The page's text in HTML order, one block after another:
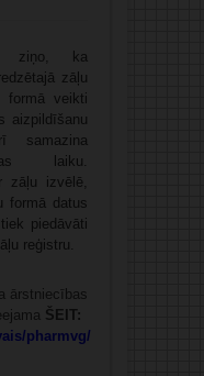
ziņo, ka
zāļu
formā veikti
aizpildīšanu
samazina
laiku.
zāļu izvēlē,
formā datus
piedāvāti
reģistru.
ārstniecības
ŠEIT:
pharmvg/